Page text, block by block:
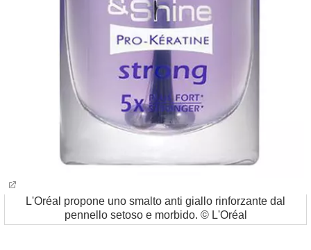
L'Oréal propone uno smalto anti giallo rinforzante dal
pennello setoso e morbido. © L'Oréal